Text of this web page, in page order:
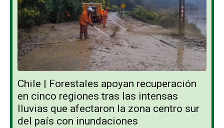
Chile | Forestales apoyan recuperación
en cinco regiones tras las intensas
lluvias que afectaron la zona centro sur
del país con inundaciones